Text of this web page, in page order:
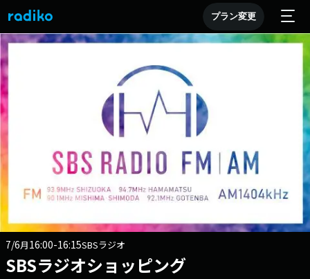
プラン変更
7/6月16:00-16:15SBSラジオ
SBSラジオショッピング